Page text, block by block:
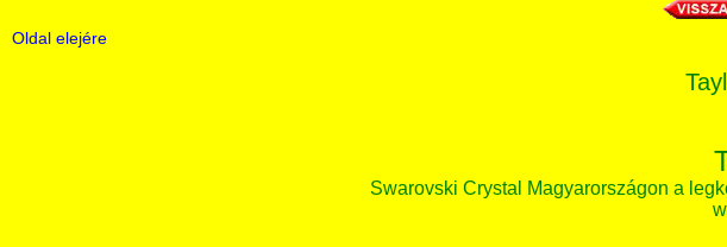
Oldal elejére
Swarovski Crystal Magyarországon a